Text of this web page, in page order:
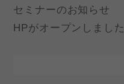
セミナーのお知らせ
HPがオープンしました